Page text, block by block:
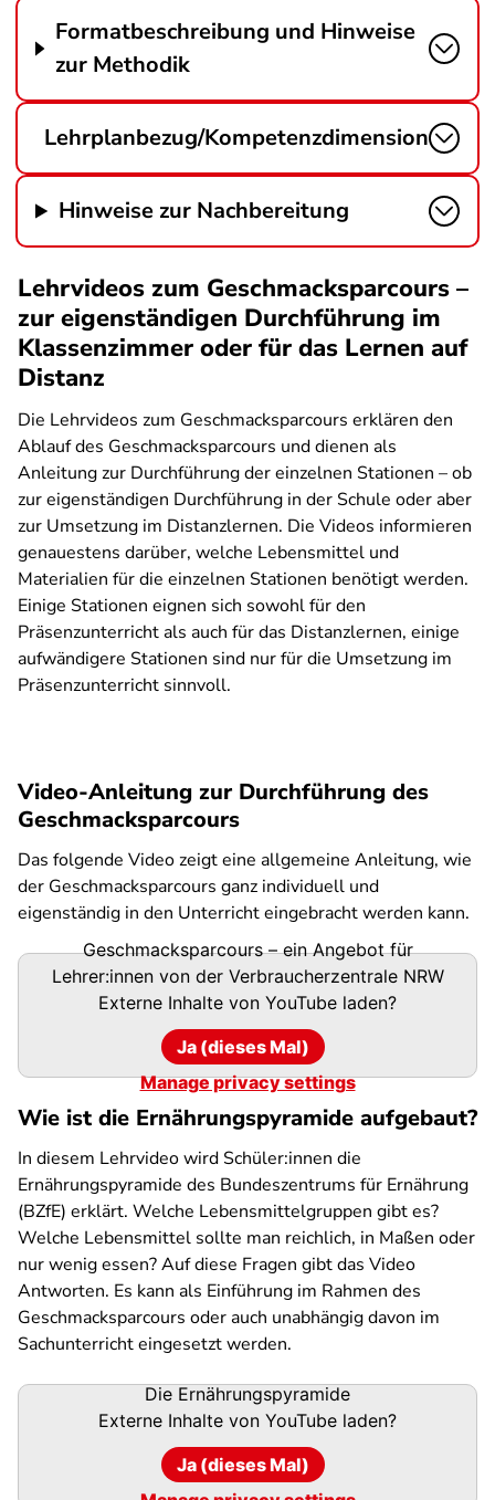
Formatbeschreibung und Hinweise
zur Methodik
Lehrplanbezug/Kompetenzdimension
Hinweise zur Nachbereitung
Lehrvideos zum Geschmacksparcours –
zur eigenständigen Durchführung im
Klassenzimmer oder für das Lernen auf
Distanz
Die Lehrvideos zum Geschmacksparcours erklären den
Ablauf des Geschmacksparcours und dienen als
Anleitung zur Durchführung der einzelnen Stationen – ob
zur eigenständigen Durchführung in der Schule oder aber
zur Umsetzung im Distanzlernen. Die Videos informieren
genauestens darüber, welche Lebensmittel und
Materialien für die einzelnen Stationen benötigt werden.
Einige Stationen eignen sich sowohl für den
Präsenzunterricht als auch für das Distanzlernen, einige
aufwändigere Stationen sind nur für die Umsetzung im
Präsenzunterricht sinnvoll.
Video-Anleitung zur Durchführung des
Geschmacksparcours
Das folgende Video zeigt eine allgemeine Anleitung, wie
der Geschmacksparcours ganz individuell und
eigenständig in den Unterricht eingebracht werden kann.
Geschmacksparcours – ein Angebot für
Lehrer:innen von der Verbraucherzentrale NRW
Externe Inhalte von YouTube laden?
Ja (dieses Mal)
Manage privacy settings
Wie ist die Ernährungspyramide aufgebaut?
In diesem Lehrvideo wird Schüler:innen die
Ernährungspyramide des Bundeszentrums für Ernährung
(BZfE) erklärt. Welche Lebensmittelgruppen gibt es?
Welche Lebensmittel sollte man reichlich, in Maßen oder
nur wenig essen? Auf diese Fragen gibt das Video
Antworten. Es kann als Einführung im Rahmen des
Geschmacksparcours oder auch unabhängig davon im
Sachunterricht eingesetzt werden.
Die Ernährungspyramide
Externe Inhalte von YouTube laden?
Ja (dieses Mal)